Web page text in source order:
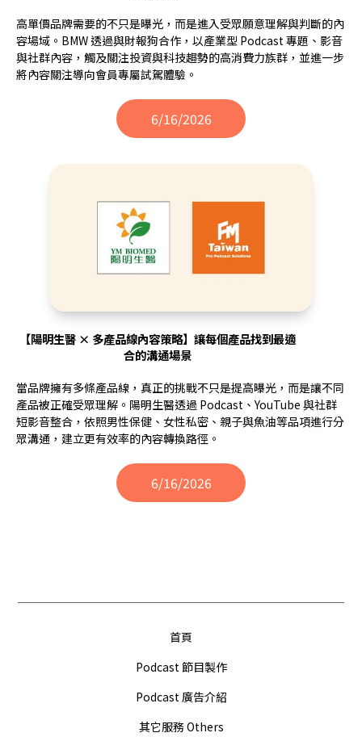
高單價品牌需要的不只是曝光，而是進入受眾願意理解與判斷的內
容場域。BMW 透過與財報狗合作，以產業型 Podcast 專題、影音
與社群內容，觸及關注投資與科技趨勢的高消費力族群，並進一步
將內容關注導向會員專屬試駕體驗。
6/16/2026
【陽明生醫 × 多產品線內容策略】讓每個產品找到最適
合的溝通場景
當品牌擁有多條產品線，真正的挑戰不只是提高曝光，而是讓不同
產品被正確受眾理解。陽明生醫透過 Podcast、YouTube 與社群
短影音整合，依照男性保健、女性私密、親子與魚油等品項進行分
眾溝通，建立更有效率的內容轉換路徑。
6/16/2026
首頁
Podcast 節目製作
Podcast 廣告介紹
其它服務 Others